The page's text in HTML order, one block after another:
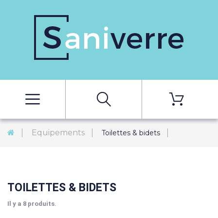
Equipements Toilettes & bidets
TOILETTES & BIDETS
Il y a 8 produits.